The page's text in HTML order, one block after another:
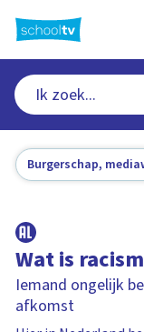
naar
hoofdinhoud
Burgerschap,
Wat is
Iemand ongelijk
afkomst